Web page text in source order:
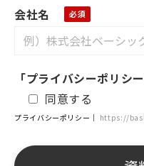
会社名
「プライバシーポリシ
同意する
プライバシーポリシー｜ https://